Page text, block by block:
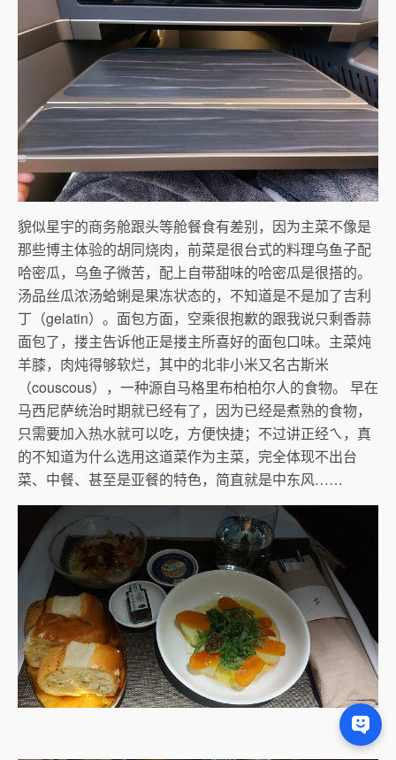
貌似星宇的商务舱跟头等舱餐食有差别，因为主菜不像是
那些博主体验的胡同烧肉，前菜是很台式的料理乌鱼子配
哈密瓜，乌鱼子微苦，配上自带甜味的哈密瓜是很搭的。
汤品丝瓜浓汤蛤蜊是果冻状态的，不知道是不是加了吉利
丁（gelatin）。面包方面，空乘很抱歉的跟我说只剩香蒜
面包了，搂主告诉他正是搂主所喜好的面包口味。主菜炖
羊膝，肉炖得够软烂，其中的北非小米又名古斯米
（couscous），一种源自马格里布柏柏尔人的食物。 早在
马西尼萨统治时期就已经有了，因为已经是煮熟的食物，
只需要加入热水就可以吃，方便快捷；不过讲正经ㄟ，真
的不知道为什么选用这道菜作为主菜，完全体现不出台
菜、中餐、甚至是亚餐的特色，简直就是中东风……